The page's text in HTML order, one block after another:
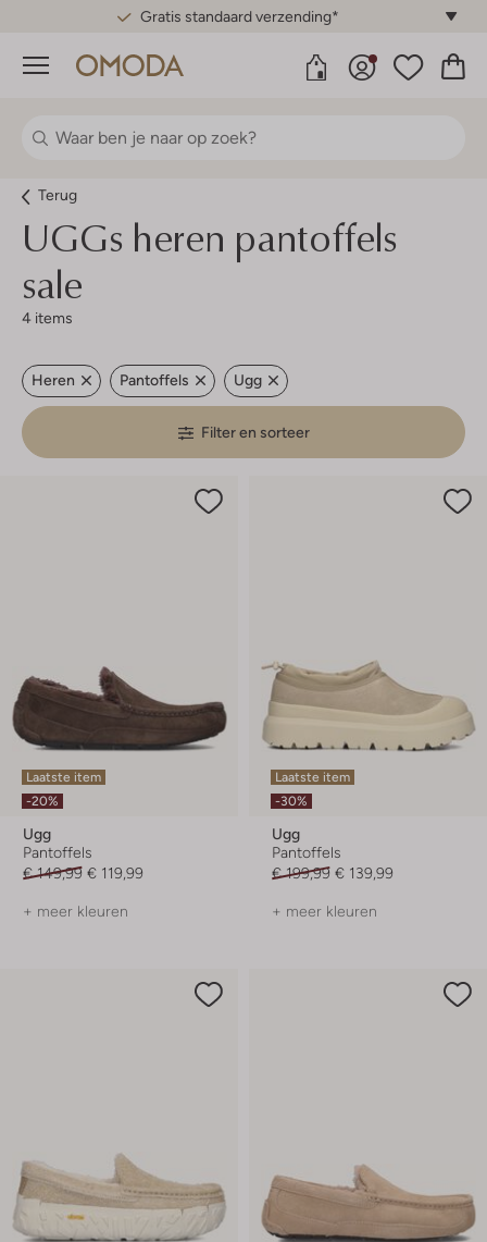
Gratis standaard verzending*
Menu
Terug
UGGs heren pantoffels
sale
4 items
Heren Pantoffels Ugg
Filter en sorteer
Laatste item
-20%
Ugg
Pantoffels
€ 149,99 € 119,99
+ meer kleuren
Laatste item
-30%
Ugg
Pantoffels
€ 199,99 € 139,99
+ meer kleuren